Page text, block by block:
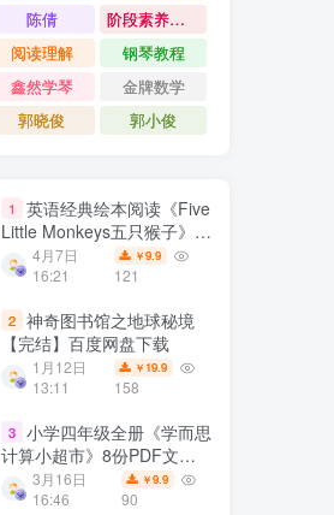
陈倩
阶段素养评价卷
阅读理解
钢琴教程
鑫然学琴
金牌数学
郭晓俊 郭小俊
1
英语经典绘本阅读《Five
Little Monkeys五只猴子》全
10册PDF绘本+音频 百度网
盘下载
4月7日
16:21
￥9.9
121
2 神奇图书馆之地球秘境
【完结】百度网盘下载
1月12日
13:11
￥ 19.9
158
3 小学四年级全册《学而思
计算小超市》8份PDF文档
计算口算题练习资料 百度网
盘下载
3月16日
16:46
￥9.9
90